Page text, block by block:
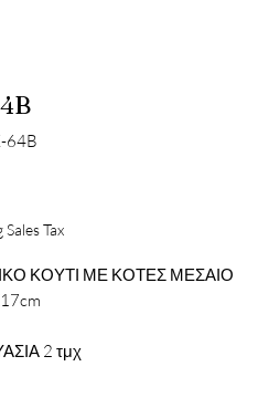
64B
Tax
ΚΟΥΤΙ ΜΕ ΚΟΤΕΣ ΜΕΣΑΙΟ
2 τμχ